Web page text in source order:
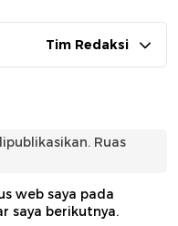
Tim Redaksi
Ruas
web saya pada
saya berikutnya.